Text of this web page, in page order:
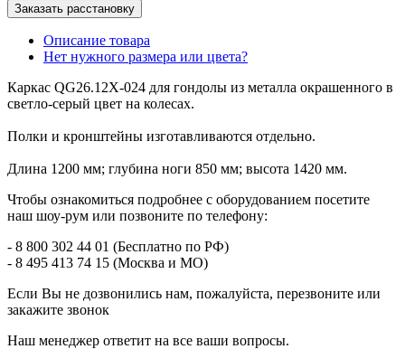
Заказать расстановку
Описание товара
Нет нужного размера или цвета?
Каркас QG26.12X-024 для гондолы из металла окрашенного в
светло-серый цвет на колесах.
Полки и кронштейны изготавливаются отдельно.
Длина 1200 мм; глубина ноги 850 мм; высота 1420 мм.
Чтобы ознакомиться подробнее с оборудованием посетите
наш шоу-рум или позвоните по телефону:
- 8 800 302 44 01 (Бесплатно по РФ)
- 8 495 413 74 15 (Москва и МО)
Если Вы не дозвонились нам, пожалуйста, перезвоните или
закажите звонок
Наш менеджер ответит на все ваши вопросы.